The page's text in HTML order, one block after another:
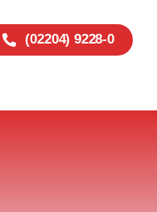
(02204) 9228-0